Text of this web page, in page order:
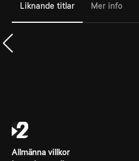
Liknande titlar Mer info
Allmänna villkor